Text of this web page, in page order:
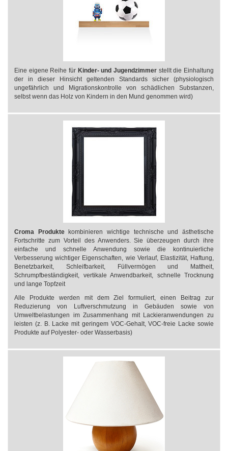
Eine eigene Reihe für Kinder- und Jugendzimmer stellt die Einhaltung
der in dieser Hinsicht geltenden Standards sicher (physiologisch
ungefährlich und Migrationskontrolle von schädlichen Substanzen,
selbst wenn das Holz von Kindern in den Mund genommen wird)
Croma Produktekombinieren wichtige technische und ästhetische
Fortschritte zum Vorteil des Anwenders. Sie überzeugen durch ihre
einfache und schnelle Anwendung sowie die kontinuierliche
Verbesserung wichtiger Eigenschaften, wie Verlauf, Elastizität, Haftung,
Benetzbarkeit, Schleifbarkeit, Füllvermögen und Mattheit,
Schrumpfbeständigkeit, vertikale Anwendbarkeit, schnelle Trocknung
und lange Topfzeit
Alle Produkte werden mit dem Ziel formuliert, einen Beitrag zur
Reduzierung von Luftverschmutzung in Gebäuden sowie von
Umweltbelastungen im Zusammenhang mit Lackieranwendungen zu
leisten (z. B. Lacke mit geringem VOC-Gehalt, VOC-freie Lacke sowie
Produkte auf Polyester- oder Wasserbasis)